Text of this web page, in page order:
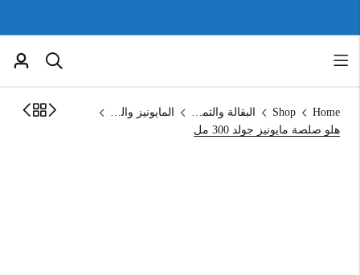
Home
Shop البقالة والتموين
المايونيز والكاتشب
هلو صلصة مايونيز جولد 300 مل